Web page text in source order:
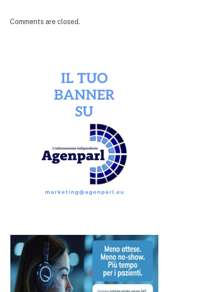
Comments are closed.